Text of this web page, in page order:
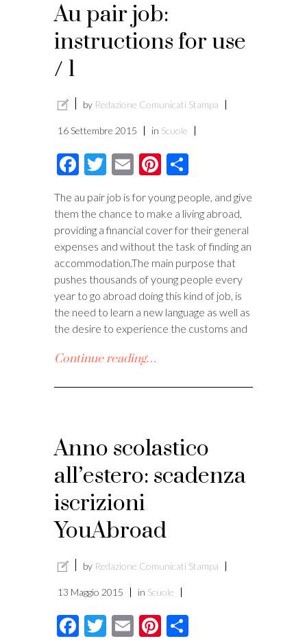
Au pair job:
instructions for use
/ 1
by Redazione Comunicati Stampa
16 Settembre 2015 in Scuole
Facebook
Twitter
EmailPinterest
The au pair job is for young people, and give
them the chance to make a living abroad,
providing a financial cover for their general
expenses and without the task of finding an
accommodation.The main purpose that
pushes thousands of young people every
year to go abroad doing this kind of job, is
the need to learn a new language as well as
the desire to experience the customs and
Continue reading…
Anno scolastico
all’estero: scadenza
iscrizioni
YouAbroad
by Redazione Comunicati Stampa
13 Maggio 2015 in Scuole
Facebook
Twitter
EmailPinterest